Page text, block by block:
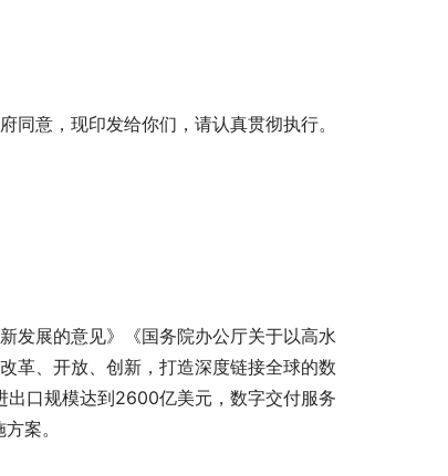
意，现印发给你们，请认真贯彻执行。
展的意见》《国务院办公厅关于以高水
革、开放、创新，打造深度链接全球的数
口规模达到2600亿美元，数字交付服务
案。